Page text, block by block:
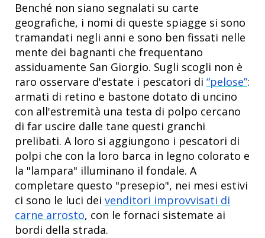
Benché non siano segnalati su carte
geografiche, i nomi di queste spiagge si sono
tramandati negli anni e sono ben fissati nelle
mente dei bagnanti che frequentano
assiduamente San Giorgio. Sugli scogli non è
raro osservare d'estate i pescatori di “pelose”:
armati di retino e bastone dotato di uncino
con all'estremità una testa di polpo cercano
di far uscire dalle tane questi granchi
prelibati. A loro si aggiungono i pescatori di
polpi che con la loro barca in legno colorato e
la "lampara" illuminano il fondale. A
completare questo "presepio", nei mesi estivi
ci sono le luci dei venditori improvvisati di
carne arrosto, con le fornaci sistemate ai
bordi della strada.